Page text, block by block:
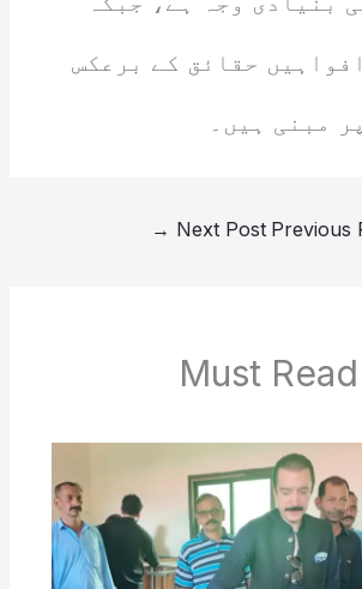
حقائق کے برعکس
مبنی ہیں۔
Next Post
→
Must Read